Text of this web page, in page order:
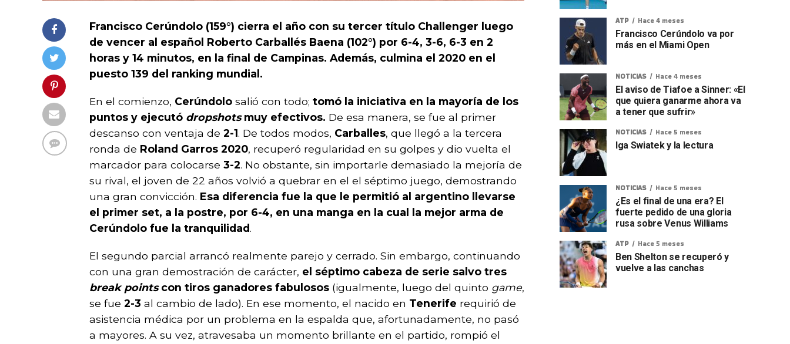
Francisco Cerúndolo (159°) cierra el año con su tercer título Challenger luego
de vencer al español Roberto Carballés Baena (102°) por 6-4, 3-6, 6-3 en 2
horas y 14 minutos, en la final de Campinas. Además, culmina el 2020 en el
puesto 139 del ranking mundial.
En el comienzo, Cerúndolo salió con todo; tomó la iniciativa en la mayoría de los
puntos y ejecutó dropshotsmuy efectivos. De esa manera, se fue al primer
descanso con ventaja de 2-1. De todos modos, Carballes, que llegó a la tercera
ronda de Roland Garros 2020, recuperó regularidad en su golpes y dio vuelta el
marcador para colocarse 3-2. No obstante, sin importarle demasiado la mejoría de
su rival, el joven de 22 años volvió a quebrar en el el séptimo juego, demostrando
una gran convicción. Esa diferencia fue la que le permitió al argentino llevarse
el primer set, a la postre, por 6-4, en una manga en la cual la mejor arma de
Cerúndolo fue la tranquilidad.
El segundo parcial arrancó realmente parejo y cerrado. Sin embargo, continuando
con una gran demostración de carácter, el séptimo cabeza de serie salvo tres
break pointscon tiros ganadores fabulosos (igualmente, luego del quinto game,
se fue 2-3 al cambio de lado). En ese momento, el nacido en Tenerife requirió de
asistencia médica por un problema en la espalda que, afortunadamente, no pasó
a mayores. A su vez, atravesaba un momento brillante en el partido, rompió el
ATP Hace 4 meses
Francisco Cerúndolo va por
más en el Miami Open
NOTICIAS Hace 4 meses
El aviso de Tiafoe a Sinner: «El
que quiera ganarme ahora va
a tener que sufrir»
NOTICIAS Hace 5 meses
Iga Swiatek y la lectura
NOTICIAS Hace 5 meses
¿Es el final de una era? El
fuerte pedido de una gloria
rusa sobre Venus Williams
ATP Hace 5 meses
Ben Shelton se recuperó y
vuelve a las canchas